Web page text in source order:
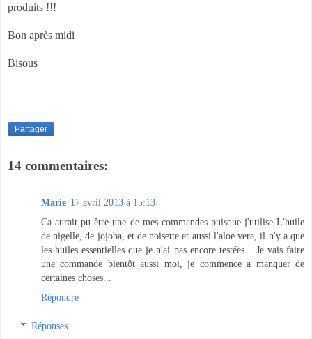
produits !!!
Bon après midi
Bisous
Partager
14 commentaires:
Marie 17 avril 2013 à 15:13
Ca aurait pu être une de mes commandes puisque j'utilise L'huile
de nigelle, de jojoba, et de noisette et aussi l'aloe vera, il n'y a que
les huiles essentielles que je n'ai pas encore testées... Je vais faire
une commande bientôt aussi moi, je commence a manquer de
certaines choses...
Répondre
Réponses